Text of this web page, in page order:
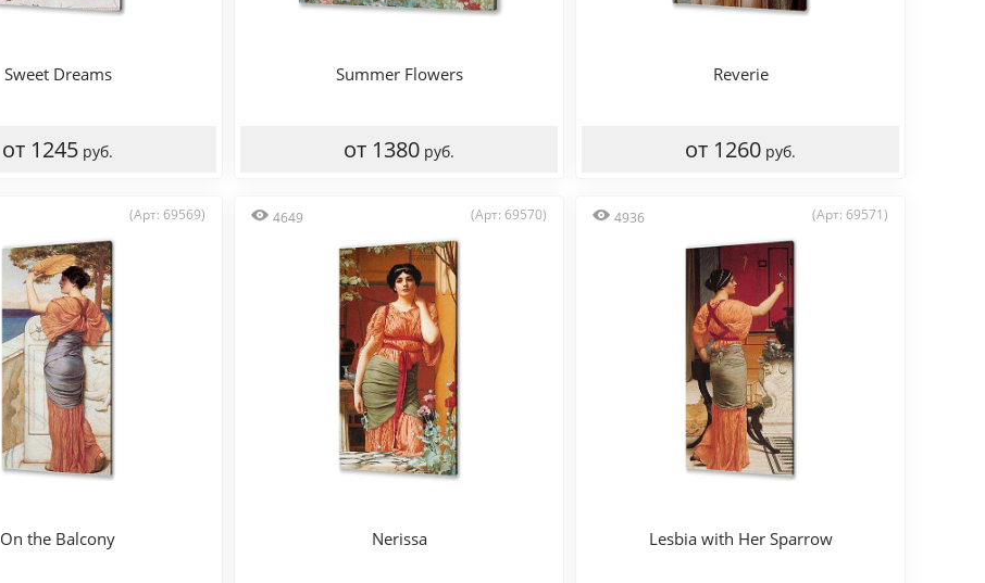
Sweet Dreams
от 1245 руб.
Summer Flowers
от 1380 руб.
Reverie
от 1260 руб.
(Арт: 69569)
On the Balcony
4649 (Арт: 69570)
Nerissa
4936 (Арт: 69571)
Lesbia with Her Sparrow